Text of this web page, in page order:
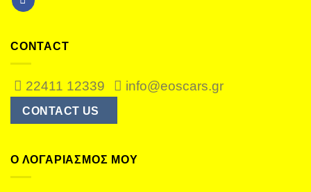
CONTACT
22411 12339 info@eoscars.gr
CONTACT US
Ο ΛΟΓΑΡΙΑΣΜΌΣ ΜΟΥ